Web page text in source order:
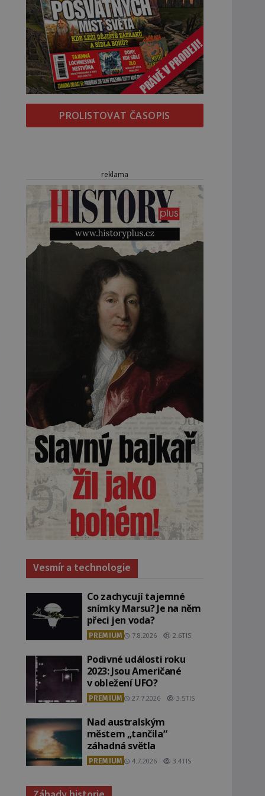
PROLISTOVAT ČASOPIS
reklama
Vesmír a technologie
Co zachycují tajemné
snímky Marsu? Je na něm
přeci jen voda?
PREMIUM 7.8.2026 2.6TIS
Podivné události roku
2023: Jsou Američané
v obležení UFO?
PREMIUM 27.7.2026 3.5TIS
Nad australským
městem „tančila“
záhadná světla
PREMIUM 4.7.2026 3.4TIS